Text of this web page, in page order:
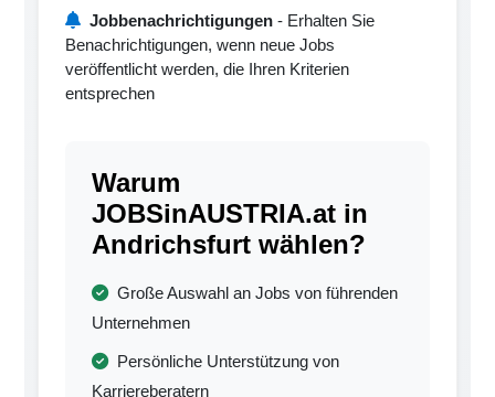
Jobbenachrichtigungen - Erhalten Sie
Benachrichtigungen, wenn neue Jobs
veröffentlicht werden, die Ihren Kriterien
entsprechen
Warum
JOBSinAUSTRIA.at in
Andrichsfurt wählen?
Große Auswahl an Jobs von führenden
Unternehmen
Persönliche Unterstützung von
Karriereberatern